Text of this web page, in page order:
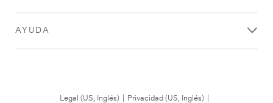
AYUDA
Legal (US, Inglés) Privacidad (US, Inglés)